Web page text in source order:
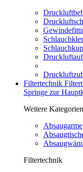
Filtertechnik
Springe zur
Weitere Kategorien
Absaugarme
Filtertechnik